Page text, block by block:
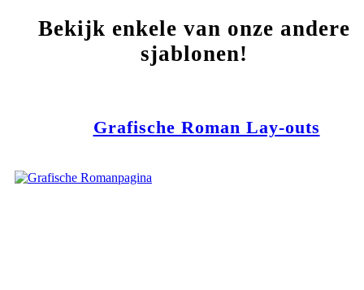
Bekijk enkele van onze andere
sjablonen!
Grafische Roman Lay-outs